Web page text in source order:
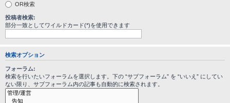
OR検索
投稿者検索:
部分一致としてワイルドカード(*)を使用できます
検索オプション
フォーラム:
検索を行いたいフォーラムを選択します。下の “サブフォーラム” を “いいえ” にしてい
ない限り、サブフォーラム内の記事も自動的に検索されます。